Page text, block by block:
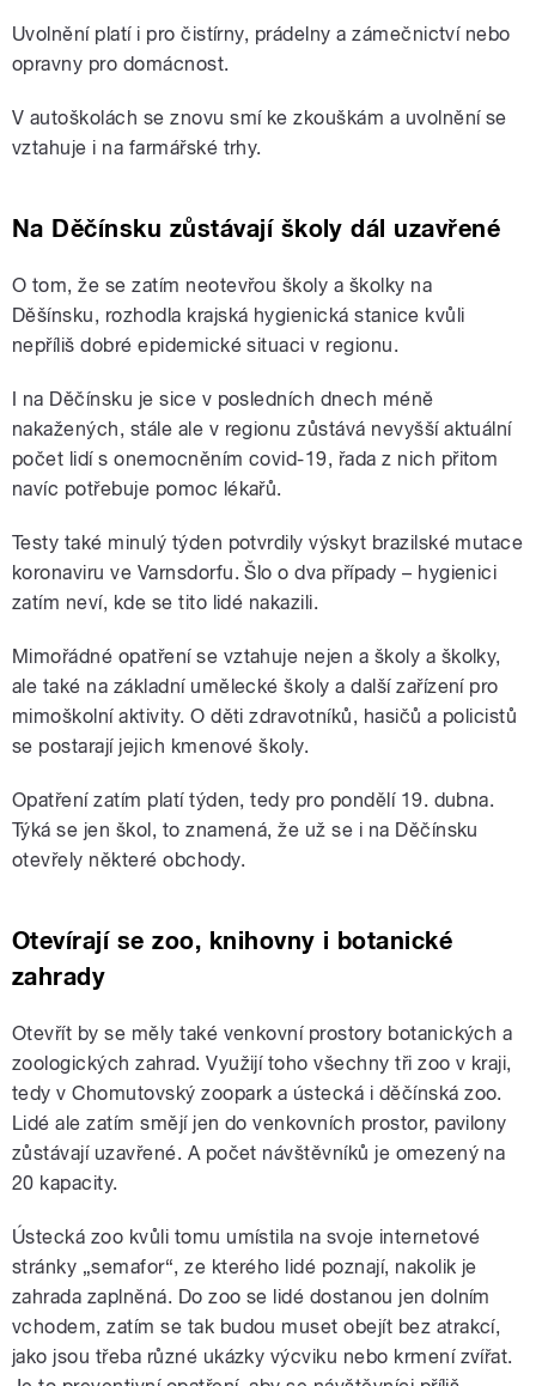
Uvolnění platí i pro čistírny, prádelny a zámečnictví nebo
opravny pro domácnost.
V autoškolách se znovu smí ke zkouškám a uvolnění se
vztahuje i na farmářské trhy.
Na Děčínsku zůstávají školy dál uzavřené
O tom, že se zatím neotevřou školy a školky na
Děšínsku, rozhodla krajská hygienická stanice kvůli
nepříliš dobré epidemické situaci v regionu.
I na Děčínsku je sice v posledních dnech méně
nakažených, stále ale v regionu zůstává nevyšší aktuální
počet lidí s onemocněním covid-19, řada z nich přitom
navíc potřebuje pomoc lékařů.
Testy také minulý týden potvrdily výskyt brazilské mutace
koronaviru ve Varnsdorfu. Šlo o dva případy – hygienici
zatím neví, kde se tito lidé nakazili.
Mimořádné opatření se vztahuje nejen a školy a školky,
ale také na základní umělecké školy a další zařízení pro
mimoškolní aktivity. O děti zdravotníků, hasičů a policistů
se postarají jejich kmenové školy.
Opatření zatím platí týden, tedy pro pondělí 19. dubna.
Týká se jen škol, to znamená, že už se i na Děčínsku
otevřely některé obchody.
Otevírají se zoo, knihovny i botanické
zahrady
Otevřít by se měly také venkovní prostory botanických a
zoologických zahrad. Využijí toho všechny tři zoo v kraji,
tedy v Chomutovský zoopark a ústecká i děčínská zoo.
Lidé ale zatím smějí jen do venkovních prostor, pavilony
zůstávají uzavřené. A počet návštěvníků je omezený na
20 kapacity.
Ústecká zoo kvůli tomu umístila na svoje internetové
stránky „semafor“, ze kterého lidé poznají, nakolik je
zahrada zaplněná. Do zoo se lidé dostanou jen dolním
vchodem, zatím se tak budou muset obejít bez atrakcí,
jako jsou třeba různé ukázky výcviku nebo krmení zvířat.